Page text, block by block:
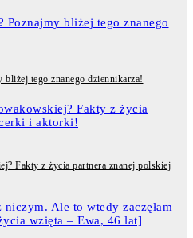
tego znanego dziennikarza!
Fakty z życia partnera znanej polskiej